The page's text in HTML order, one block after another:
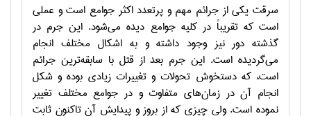
سرقت يكي از جرائم مهم و پرتعدد اكثر جوامع است و عملي
است كه تقريباً در كليه جوامع ديده مي‌شود. اين جرم در
گذشته دور نيز وجود داشته و به اشكال مختلف انجام
مي‌گرديده است. اين جرم بعد از قتل با سابقه‌ترين جرائم
است، كه دستخوش تحولات و تغييرات زيادي بوده و شكل
انجام آن در زمان‌هاي متفاوت و در جوامع مختلف تغيير
نموده است. ولي چيزي كه از بروز و پيدايش آن تاكنون ثابت